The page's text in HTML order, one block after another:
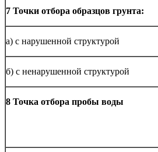
7 Точки отбора образцов грунта:
а) с нарушенной структурой
б) с ненарушенной структурой
8 Точка отбора пробы воды